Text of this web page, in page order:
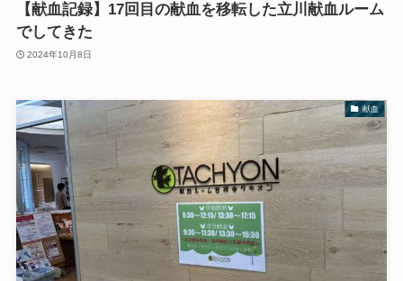
【献血記録】17回目の献血を移転した立川献血ルーム
でしてきた
2024年10月8日
献血